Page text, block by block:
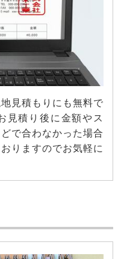
見積もりにも無料で
見積り後に金額やス
で合わなかった場合
りますのでお気軽に